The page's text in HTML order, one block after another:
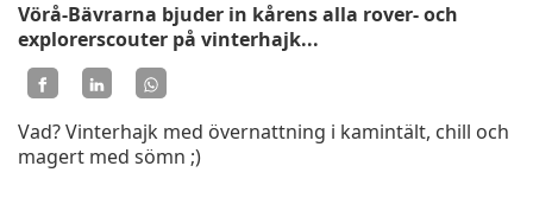
Vörå-Bävrarna bjuder in kårens alla rover- och
explorerscouter på vinterhajk...
Vad? Vinterhajk med övernattning i kamintält, chill och
magert med sömn ;)